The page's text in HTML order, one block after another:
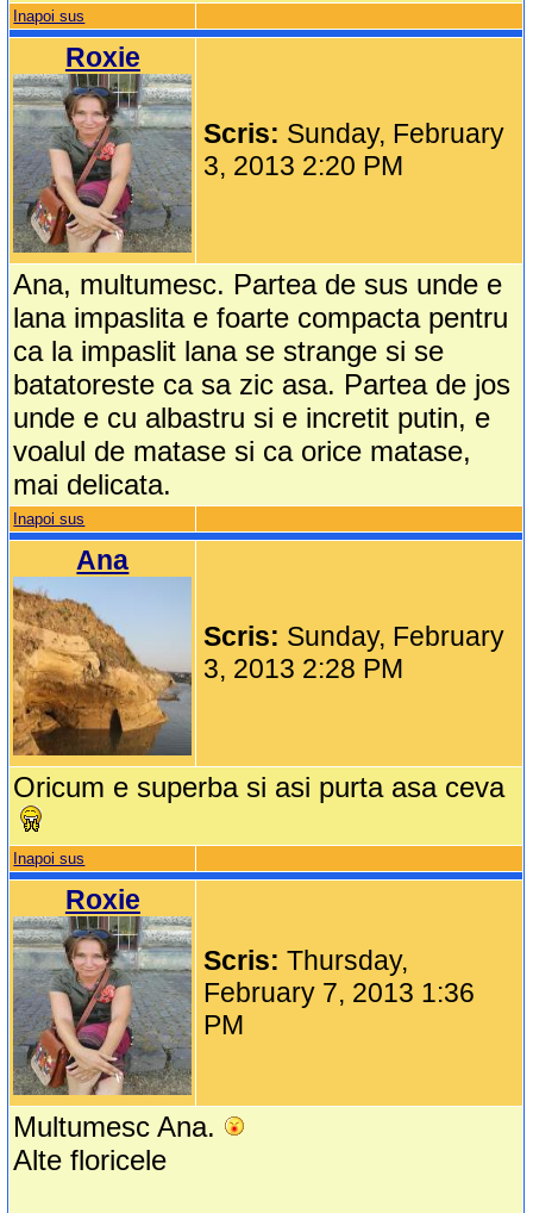
Inapoi sus
Roxie
Scris: Sunday, February
3, 2013 2:20 PM
Ana, multumesc. Partea de sus unde e
lana impaslita e foarte compacta pentru
ca la impaslit lana se strange si se
batatoreste ca sa zic asa. Partea de jos
unde e cu albastru si e incretit putin, e
voalul de matase si ca orice matase,
mai delicata.
Inapoi sus
Ana
Scris: Sunday, February
3, 2013 2:28 PM
Oricum e superba si asi purta asa ceva
Inapoi sus
Roxie
Scris:Thursday,
February 7, 2013 1:36
PM
Multumesc Ana.
Alte floricele